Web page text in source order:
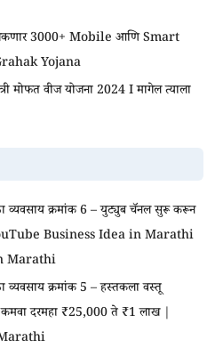
3000+ Mobile आणि Smart
Yojana
मोफत वीज योजना 2024 I मागेल त्याला
व्यवसाय क्रमांक 6 – युट्युब चॅनल सुरू करून
Business Idea in Marathi
Marathi
व्यवसाय क्रमांक 5 – हस्तकला वस्तू
कमवा दरमहा ₹25,000 ते ₹1 लाख |